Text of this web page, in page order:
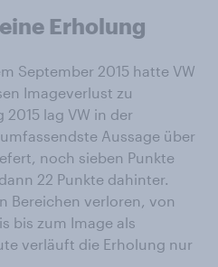
Erholung
September 2015 hatte VW
Imageverlust zu
lag VW in der
Aussage über
noch sieben Punkte
22 Punkte dahinter.
Bereichen verloren, von
bis zum Image als
verläuft die Erholung nur